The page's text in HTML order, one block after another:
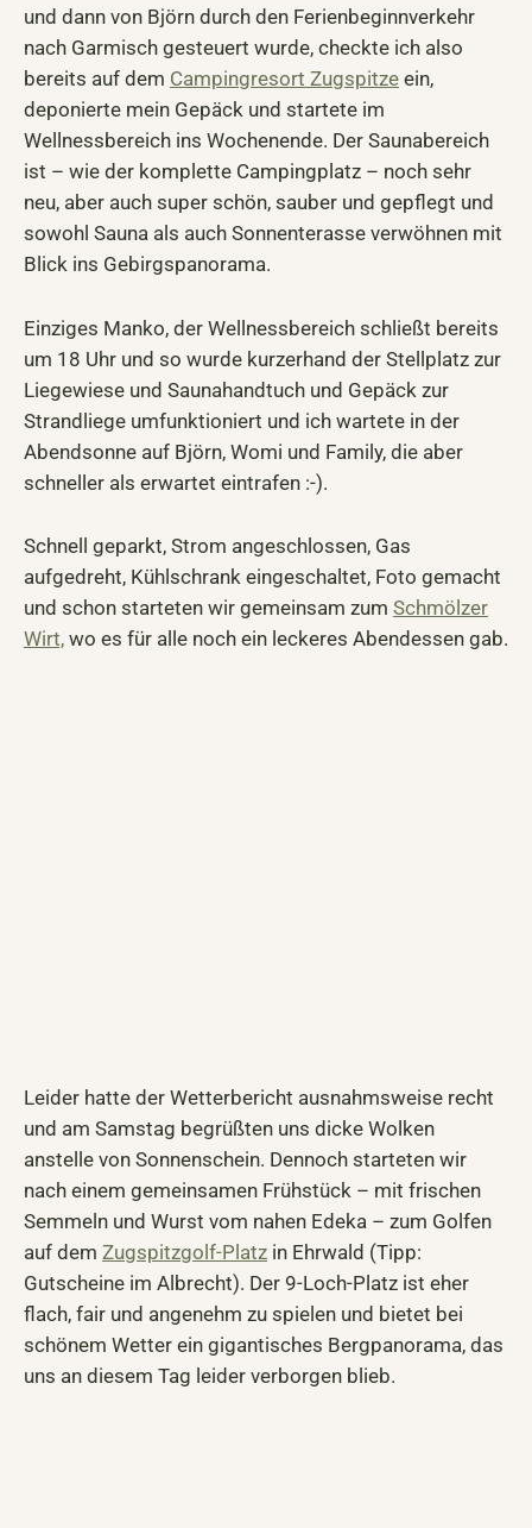
und dann von Björn durch den Ferienbeginnverkehr
nach Garmisch gesteuert wurde, checkte ich also
bereits auf dem Campingresort Zugspitze ein,
deponierte mein Gepäck und startete im
Wellnessbereich ins Wochenende. Der Saunabereich
ist – wie der komplette Campingplatz – noch sehr
neu, aber auch super schön, sauber und gepflegt und
sowohl Sauna als auch Sonnenterasse verwöhnen mit
Blick ins Gebirgspanorama.
Einziges Manko, der Wellnessbereich schließt bereits
um 18 Uhr und so wurde kurzerhand der Stellplatz zur
Liegewiese und Saunahandtuch und Gepäck zur
Strandliege umfunktioniert und ich wartete in der
Abendsonne auf Björn, Womi und Family, die aber
schneller als erwartet eintrafen :-).
Schnell geparkt, Strom angeschlossen, Gas
aufgedreht, Kühlschrank eingeschaltet, Foto gemacht
und schon starteten wir gemeinsam zum Schmölzer
Wirt, wo es für alle noch ein leckeres Abendessen gab.
Leider hatte der Wetterbericht ausnahmsweise recht
und am Samstag begrüßten uns dicke Wolken
anstelle von Sonnenschein. Dennoch starteten wir
nach einem gemeinsamen Frühstück – mit frischen
Semmeln und Wurst vom nahen Edeka – zum Golfen
auf dem Zugspitzgolf-Platz in Ehrwald (Tipp:
Gutscheine im Albrecht). Der 9-Loch-Platz ist eher
flach, fair und angenehm zu spielen und bietet bei
schönem Wetter ein gigantisches Bergpanorama, das
uns an diesem Tag leider verborgen blieb.